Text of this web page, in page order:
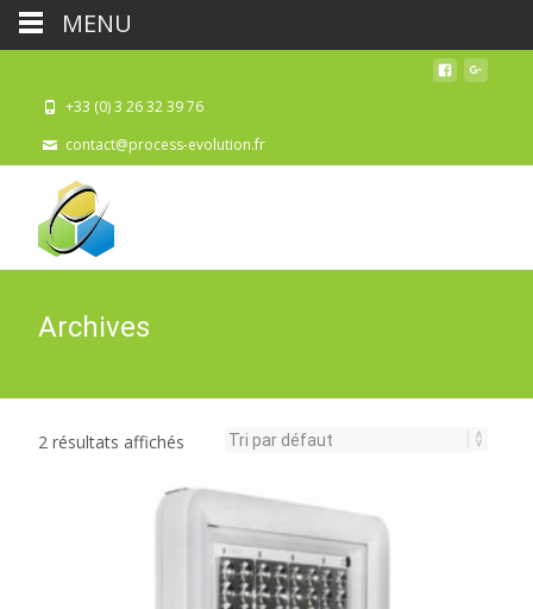
+33 (0) 3 26 32 39 76
contact@process-evolution.fr
Archives
2 résultats affichés
MENU